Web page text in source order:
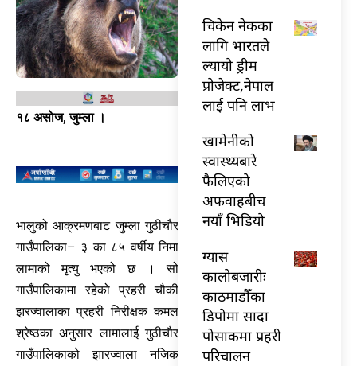
१८ असाेज, जुम्ला ।
भालुको आक्रमणबाट जुम्ला गुठीचौर
गाउँपालिका– ३ का ८५ वर्षीय निमा
लामाको मृत्यु भएको छ । सो
गाउँपालिकामा रहेको प्रहरी चौकी
झरज्वालाका प्रहरी निरीक्षक कमल
श्रेष्ठका अनुसार लामालाई गुठीचौर
गाउँपालिकाको झारज्वाला नजिक
चिकेन नेकका
लागि भारतले
ल्यायो ड्रीम
प्रोजेक्ट,नेपाल
लाई पनि लाभ
खामेनीको
स्वास्थ्यबारे
फैलिएको
अफवाहबीच
नयाँ भिडियो
ग्यास
कालोबजारीः
काठमाडौँका
डिपोमा सादा
पोसाकमा प्रहरी
परिचालन